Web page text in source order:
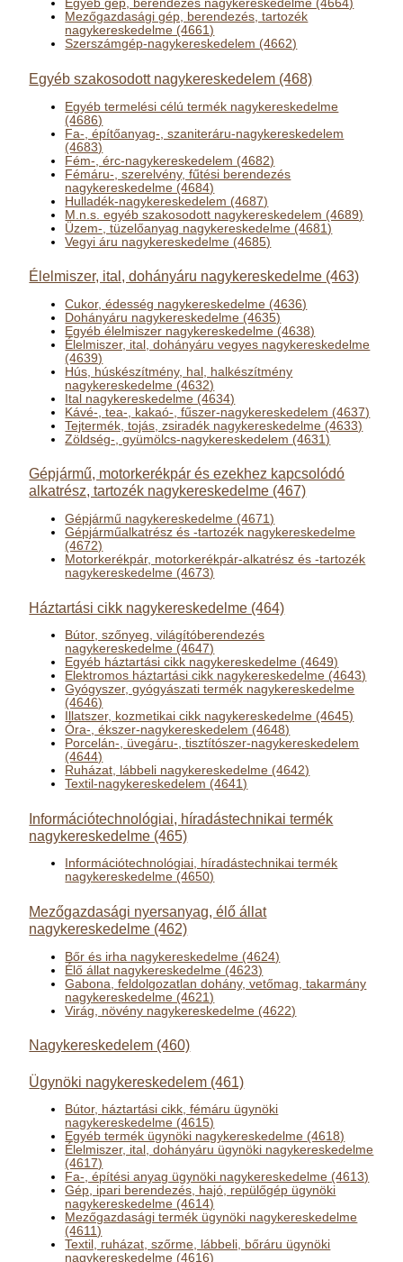
Egyéb gép, berendezés nagykereskedelme (4664)
Mezőgazdasági gép, berendezés, tartozék
nagykereskedelme (4661)
Szerszámgép-nagykereskedelem (4662)
Egyéb szakosodott nagykereskedelem (468)
Egyéb termelési célú termék nagykereskedelme
(4686)
Fa-, építőanyag-, szaniteráru-nagykereskedelem
(4683)
Fém-, érc-nagykereskedelem (4682)
Fémáru-, szerelvény, fűtési berendezés
nagykereskedelme (4684)
Hulladék-nagykereskedelem (4687)
M.n.s. egyéb szakosodott nagykereskedelem (4689)
Üzem-, tüzelőanyag nagykereskedelme (4681)
Vegyi áru nagykereskedelme (4685)
Élelmiszer, ital, dohányáru nagykereskedelme (463)
Cukor, édesség nagykereskedelme (4636)
Dohányáru nagykereskedelme (4635)
Egyéb élelmiszer nagykereskedelme (4638)
Élelmiszer, ital, dohányáru vegyes nagykereskedelme
(4639)
Hús, húskészítmény, hal, halkészítmény
nagykereskedelme (4632)
Ital nagykereskedelme (4634)
Kávé-, tea-, kakaó-, fűszer-nagykereskedelem (4637)
Tejtermék, tojás, zsiradék nagykereskedelme (4633)
Zöldség-, gyümölcs-nagykereskedelem (4631)
Gépjármű, motorkerékpár és ezekhez kapcsolódó
alkatrész, tartozék nagykereskedelme (467)
Gépjármű nagykereskedelme (4671)
Gépjárműalkatrész és -tartozék nagykereskedelme
(4672)
Motorkerékpár, motorkerékpár-alkatrész és -tartozék
nagykereskedelme (4673)
Háztartási cikk nagykereskedelme (464)
Bútor, szőnyeg, világítóberendezés
nagykereskedelme (4647)
Egyéb háztartási cikk nagykereskedelme (4649)
Elektromos háztartási cikk nagykereskedelme (4643)
Gyógyszer, gyógyászati termék nagykereskedelme
(4646)
Illatszer, kozmetikai cikk nagykereskedelme (4645)
Óra-, ékszer-nagykereskedelem (4648)
Porcelán-, üvegáru-, tisztítószer-nagykereskedelem
(4644)
Ruházat, lábbeli nagykereskedelme (4642)
Textil-nagykereskedelem (4641)
Információtechnológiai, híradástechnikai termék
nagykereskedelme (465)
Információtechnológiai, híradástechnikai termék
nagykereskedelme (4650)
Mezőgazdasági nyersanyag, élő állat
nagykereskedelme (462)
Bőr és irha nagykereskedelme (4624)
Élő állat nagykereskedelme (4623)
Gabona, feldolgozatlan dohány, vetőmag, takarmány
nagykereskedelme (4621)
Virág, növény nagykereskedelme (4622)
Nagykereskedelem (460)
Ügynöki nagykereskedelem (461)
Bútor, háztartási cikk, fémáru ügynöki
nagykereskedelme (4615)
Egyéb termék ügynöki nagykereskedelme (4618)
Élelmiszer, ital, dohányáru ügynöki nagykereskedelme
(4617)
Fa-, építési anyag ügynöki nagykereskedelme (4613)
Gép, ipari berendezés, hajó, repülőgép ügynöki
nagykereskedelme (4614)
Mezőgazdasági termék ügynöki nagykereskedelme
(4611)
Textil, ruházat, szőrme, lábbeli, bőráru ügynöki
nagykereskedelme (4616)